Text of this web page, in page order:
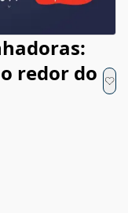
redor do